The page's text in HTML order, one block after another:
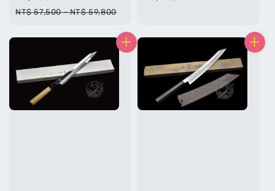
Regular
NT$ 57,500-NT$ 59,800